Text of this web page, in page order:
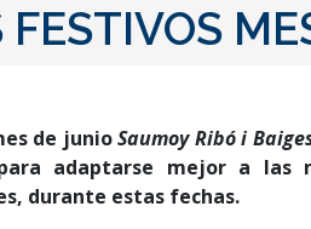
FESTIVOS
de junioSaumoy Ribó i
adaptarse mejor a las
durante estas fechas.